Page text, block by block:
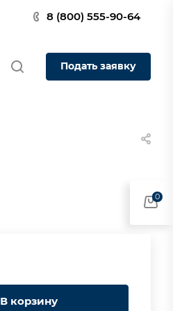
8 (800) 555-90-64
Подать заявку
В корзину
0